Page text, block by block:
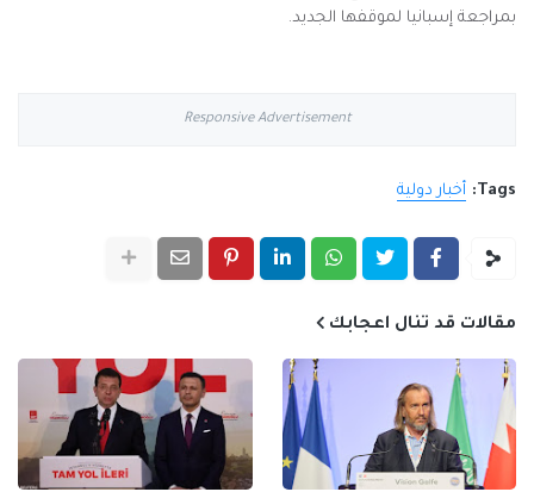
بمراجعة إسبانيا لموقفها الجديد.
Responsive Advertisement
Tags: أخبار دولية
مقالات قد تنال اعجابك